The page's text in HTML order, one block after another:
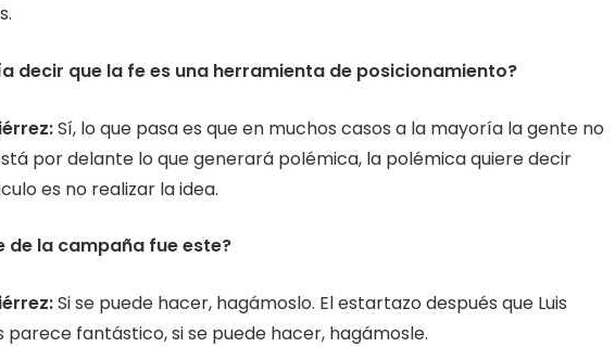
decir que la fe es una herramienta de posicionamiento?
Sí, lo que pasa es que en muchos casos a la mayoría la gente no
por delante lo que generará polémica, la polémica quiere decir
es no realizar la idea.
de la campaña fue este?
Si se puede hacer, hagámoslo. El estartazo después que Luis
parece fantástico, si se puede hacer, hagámosle.